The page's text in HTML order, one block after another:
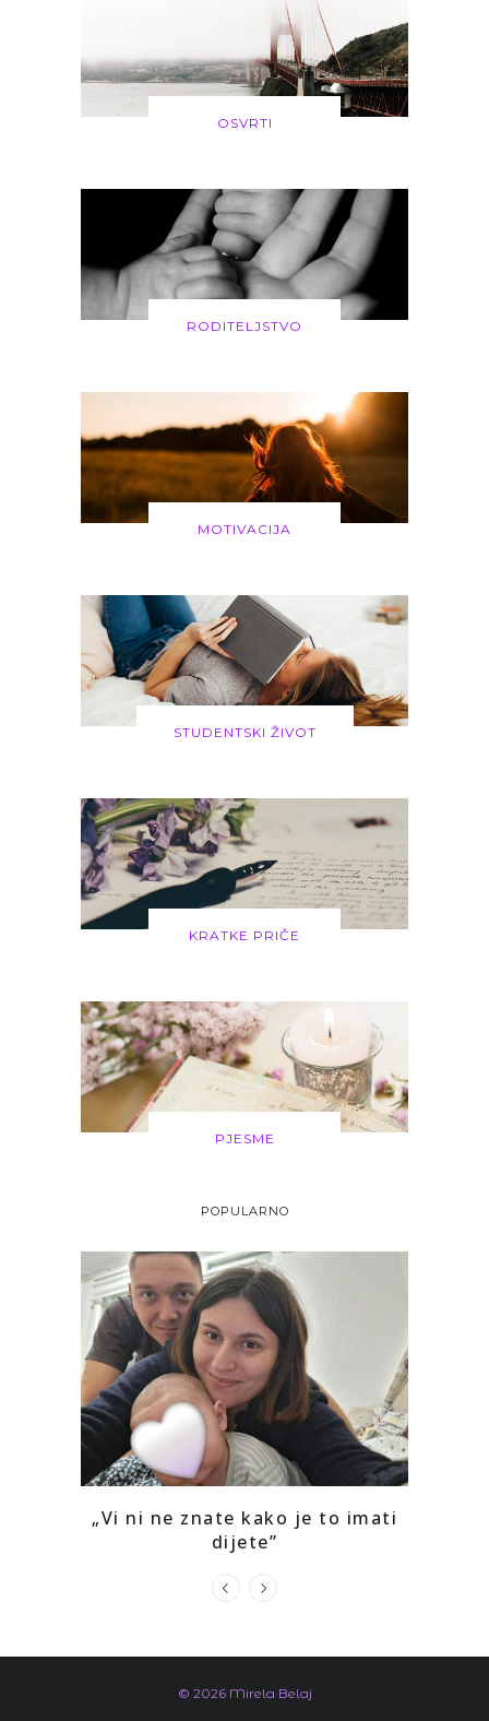
OSVRTI
RODITELJSTVO
MOTIVACIJA
STUDENTSKI ŽIVOT
KRATKE PRIČE
PJESME
POPULARNO
„Vi ni ne znate kako je to imati
dijete”
© 2026 Mirela Belaj